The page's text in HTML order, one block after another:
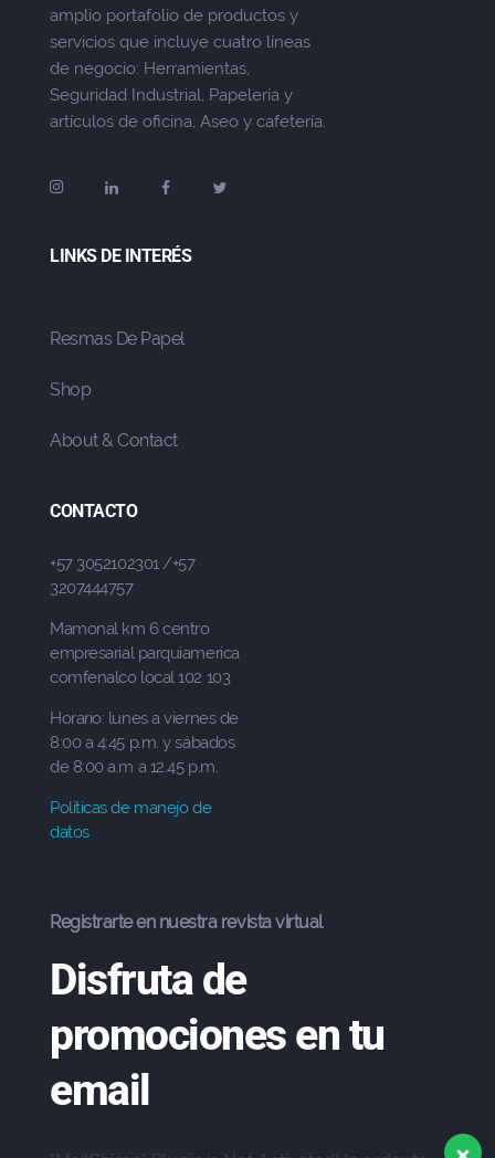
amplio portafolio de productos y
servicios que incluye cuatro líneas
de negocio: Herramientas,
Seguridad Industrial, Papelería y
artículos de oficina, Aseo y cafetería.
LINKS DE INTERÉS
Resmas De Papel
Shop
About & Contact
CONTACTO
+57 3052102301 /+57
3207444757
Mamonal km 6 centro
empresarial parquiamerica
comfenalco local 102 103
Horario: lunes a viernes de
8:00 a 4:45 p.m. y sábados
de 8:00 a.m a 12.45 p.m.
Políticas de manejo de
datos
Registrarte en nuestra revista virtual
Disfruta de
promociones en tu
email